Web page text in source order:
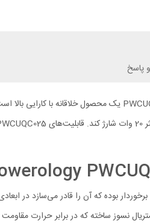
پاسخ
نسوز ساخته که در برابر حرارت